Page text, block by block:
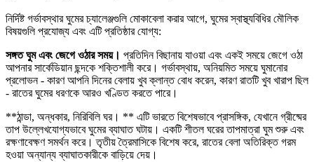
নির্দিষ্ট গর্ভাবস্থার ঘুমের চ্যালেঞ্জগুলি মোকাবেলা করার আগে, ঘুমের স্বাস্থ্যবিধির মৌলিক
বিষয়গুলি প্রযোজ্য এবং এটি প্রতিষ্ঠার যোগ্য:
সঙ্গত ঘুম এবং জেগে ওঠার সময়। প্রতিদিন বিছানায় যাওয়া এবং একই সময়ে জেগে ওঠা
আপনার সার্কেডিয়ান ছন্দকে শক্তিশালী করে। গর্ভাবস্থায়, অনিয়মিত সময়ে ঘুমানোর
প্রলোভন - কারণ আপনি দিনের বেলায় খুব ক্লান্ত বোধ করেন, কারণ রাতটি খুব খারাপ ছিল
- রাতের ঘুমের ধরণকে আরও খণ্ডিত করতে পারে।
**ঠান্ডা, অন্ধকার, নিরিবিলি ঘর। ** এটি ভারতে বিশেষভাবে প্রাসঙ্গিক, যেখানে গ্রীষ্মের
তাপ উল্লেখযোগ্যভাবে ঘুমের ব্যাঘাত ঘটায়। একটি শীতল ঘরের তাপমাত্রা ঘুম শুরু এবং
রক্ষণাবেক্ষণ সমর্থন করে। তৃতীয় ত্রৈমাসিকে বিশেষ করে, রাতের বেলা অতিরিক্ত গরম
হওয়া অন্যান্য ব্যাঘাতকারীকে বাড়িয়ে দেয়।